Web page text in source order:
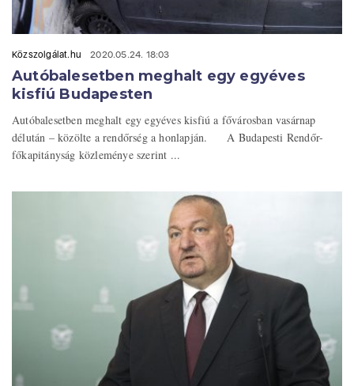
Közszolgálat.hu 2020.05.24. 18:03
Autóbalesetben meghalt egy egyéves
kisfiú Budapesten
Autóbalesetben meghalt egy egyéves kisfiú a fővárosban vasárnap
délután – közölte a rendőrség a honlapján. A Budapesti Rendőr-
főkapitányság közleménye szerint ...